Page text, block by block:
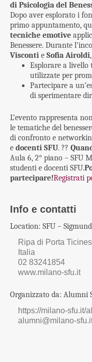
di Psicologia del
Dopo aver esplorato i
primo appuntamento,
tecniche emotive
Benessere. Durante
Visconti e Sofia Airoldi
Esplorare a livello
utilizzate per
Partecipare a
di sperimentare
L’evento rappresenta
le tematiche del
di confronto e
e docenti SFU. ??
Aula 6, 2° piano – SFU
studenti e docenti SFU.
partecipare!Registrati
Info e contatti
Location: SFU –
Ripa di Porta
Italia
02 83241854
www.milano-sfu.it
Organizzato da: Alumni
https://milano-sfu.it/
alumni@milano-